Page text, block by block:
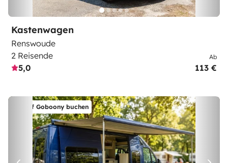
Kastenwagen
Renswoude
2 Reisende
5,0
Ab
113 €
Auf Goboony buchen